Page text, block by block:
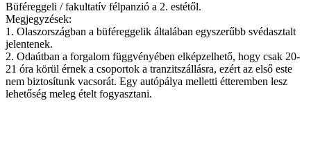
Büféreggeli / fakultatív félpanzió a 2. estétől.
Megjegyzések:
1. Olaszországban a büféreggelik általában egyszerűbb svédasztalt
jelentenek.
2. Odaútban a forgalom függvényében elképzelhető, hogy csak 20-
21 óra körül érnek a csoportok a tranzitszállásra, ezért az első este
nem biztosítunk vacsorát. Egy autópálya melletti étteremben lesz
lehetőség meleg ételt fogyasztani.